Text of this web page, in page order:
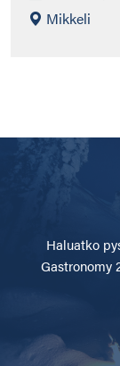
Mikkeli
Haluatko
Gastronomy